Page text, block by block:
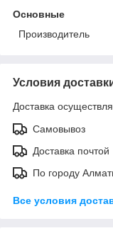
Основные
Производитель
Условия
Доставка
Самовывоз
Доставка почтой
По городу
Все условия